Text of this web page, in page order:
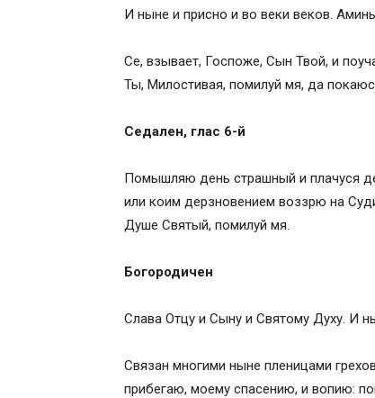
И ныне и присно и во веки веков.
Се, взывает, Госпоже, Сын Твой, и
Ты, Милостивая, помилуй мя, да
Седален, глас 6-й
Помышляю день страшный и плачуся
или коим дерзновением воззрю на
Душе Святый, помилуй мя.
Богородичен
Слава Отцу и Сыну и Святому Духу. И
Связан многими ныне пленицами
прибегаю, моему спасению, и вопию: